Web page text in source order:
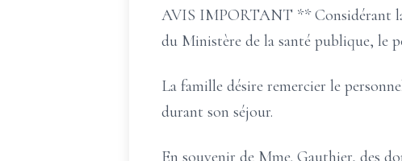
AVIS IMPORTANT ** Considérant
du Ministère de la santé publique, le
La famille désire remercier le
durant son séjour.
En souvenir de Mme. Gauthier, des